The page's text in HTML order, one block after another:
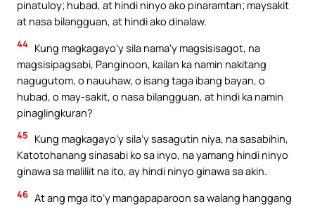
pinatuloy; hubad, at hindi ninyo ako pinaramtan; maysakit
at nasa bilangguan, at hindi ako dinalaw.
44 Kung magkagayo’y sila nama’y magsisisagot, na
magsisipagsabi, Panginoon, kailan ka namin nakitang
nagugutom, o nauuhaw, o isang taga ibang bayan, o
hubad, o may-sakit, o nasa bilangguan, at hindi ka namin
pinaglingkuran?
45
Kung magkagayo’y sila’y sasagutin niya, na sasabihin,
Katotohanang sinasabi ko sa inyo, na yamang hindi ninyo
ginawa sa maliliit na ito, ay hindi ninyo ginawa sa akin.
46 At ang mga ito’y mangapaparoon sa walang hanggang
readings, daily prayers, and
audio Bible — all in one
place.
Available on:
No Thanks